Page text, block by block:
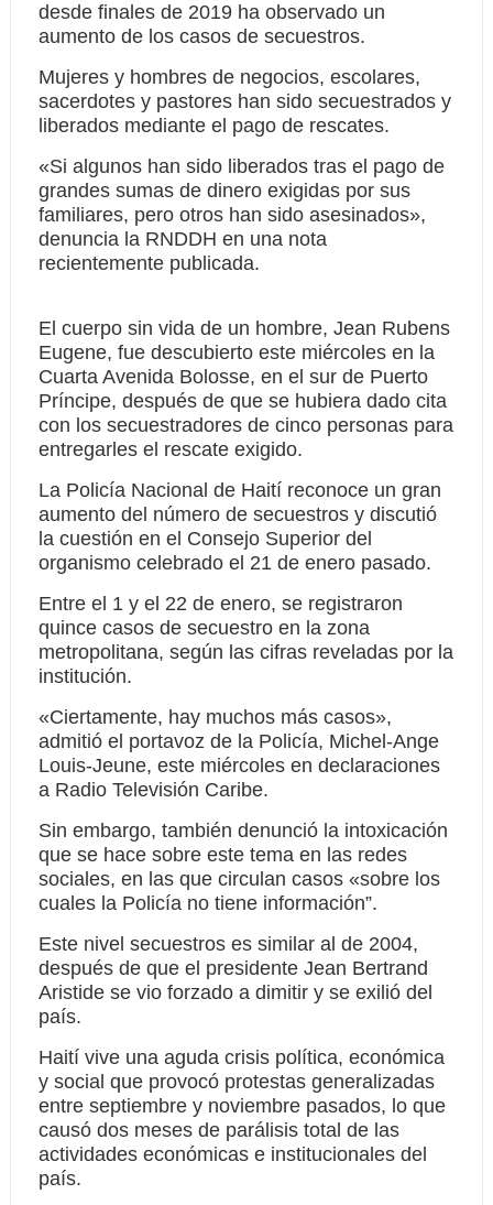
desde finales de 2019 ha observado un
aumento de los casos de secuestros.
Mujeres y hombres de negocios, escolares,
sacerdotes y pastores han sido secuestrados y
liberados mediante el pago de rescates.
«Si algunos han sido liberados tras el pago de
grandes sumas de dinero exigidas por sus
familiares, pero otros han sido asesinados»,
denuncia la RNDDH en una nota
recientemente publicada.
El cuerpo sin vida de un hombre, Jean Rubens
Eugene, fue descubierto este miércoles en la
Cuarta Avenida Bolosse, en el sur de Puerto
Príncipe, después de que se hubiera dado cita
con los secuestradores de cinco personas para
entregarles el rescate exigido.
La Policía Nacional de Haití reconoce un gran
aumento del número de secuestros y discutió
la cuestión en el Consejo Superior del
organismo celebrado el 21 de enero pasado.
Entre el 1 y el 22 de enero, se registraron
quince casos de secuestro en la zona
metropolitana, según las cifras reveladas por la
institución.
«Ciertamente, hay muchos más casos»,
admitió el portavoz de la Policía, Michel-Ange
Louis-Jeune, este miércoles en declaraciones
a Radio Televisión Caribe.
Sin embargo, también denunció la intoxicación
que se hace sobre este tema en las redes
sociales, en las que circulan casos «sobre los
cuales la Policía no tiene información”.
Este nivel secuestros es similar al de 2004,
después de que el presidente Jean Bertrand
Aristide se vio forzado a dimitir y se exilió del
país.
Haití vive una aguda crisis política, económica
y social que provocó protestas generalizadas
entre septiembre y noviembre pasados, lo que
causó dos meses de parálisis total de las
actividades económicas e institucionales del
país.